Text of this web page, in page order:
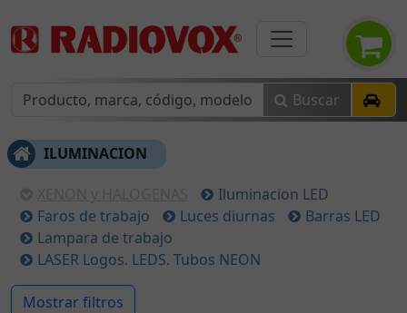
Buscar
ILUMINACION
Iluminacion LED
Faros de trabajo
Luces diurnas
Barras LED
Lampara de trabajo
LASER Logos. LEDS. Tubos NEON
Mostrar filtros